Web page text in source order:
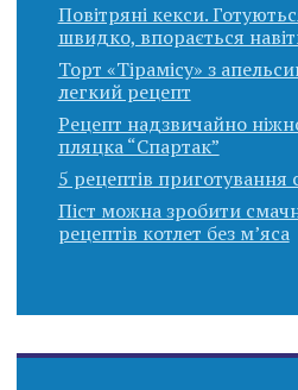
Повітряні кекси.
швидко, впорається
Торт «Тірамісу» з
легкий рецепт
Рецепт надзвичайно
пляцка “Спартак”
5 рецептів приготування
Піст можна зробити
рецептів котлет без м’яса